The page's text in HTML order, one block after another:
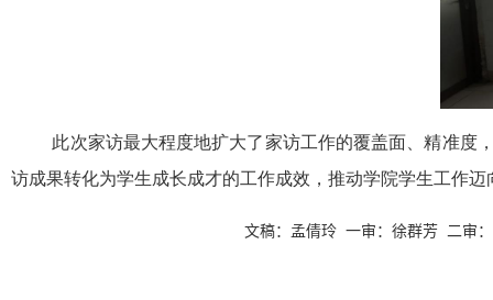
此次家访最大程度地扩大了家访工作的覆盖面、精准度
访成果转化为学生成长成才的工作成效，推动学院学生工作迈
文稿：孟倩玲 一审：徐群芳 二审